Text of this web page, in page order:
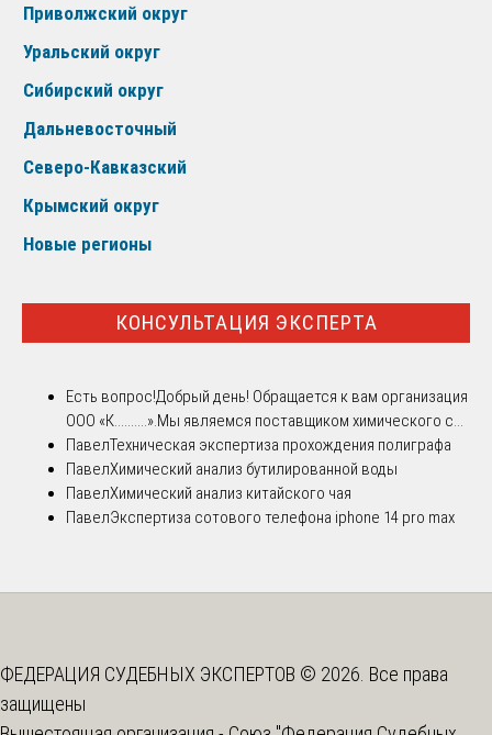
Приволжский округ
Уральский округ
Сибирский округ
Дальневосточный
Северо-Кавказский
Крымский округ
Новые регионы
КОНСУЛЬТАЦИЯ ЭКСПЕРТА
Есть вопрос!Добрый день! Обращается к вам организация
ООО «К..........».Мы являемся поставщиком химического с...
ПавелТехническая экспертиза прохождения полиграфа
ПавелХимический анализ бутилированной воды
ПавелХимический анализ китайского чая
ПавелЭкспертиза сотового телефона iphone 14 pro max
ФЕДЕРАЦИЯ СУДЕБНЫХ ЭКСПЕРТОВ © 2026. Все права
защищены